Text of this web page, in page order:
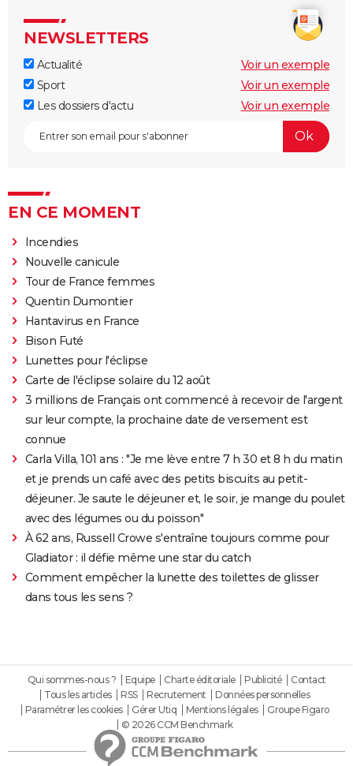
NEWSLETTERS
Actualité
Voir un exemple
Sport
Voir un exemple
Les dossiers d'actu
Voir un exemple
EN CE MOMENT
Incendies
Nouvelle canicule
Tour de France femmes
Quentin Dumontier
Hantavirus en France
Bison Futé
Lunettes pour l'éclipse
Carte de l'éclipse solaire du 12 août
3 millions de Français ont commencé à recevoir de l'argent
sur leur compte, la prochaine date de versement est
connue
Carla Villa, 101 ans : "Je me lève entre 7 h 30 et 8 h du matin
et je prends un café avec des petits biscuits au petit-
déjeuner. Je saute le déjeuner et, le soir, je mange du poulet
avec des légumes ou du poisson"
À 62 ans, Russell Crowe s'entraîne toujours comme pour
Gladiator : il défie même une star du catch
Comment empêcher la lunette des toilettes de glisser
dans tous les sens ?
Qui sommes-nous ? Equipe Charte éditoriale Publicité
Contact
Tous les articles
RSS Recrutement
Données personnelles
Paramétrer les cookies
Gérer Utiq Mentions légales
Groupe Figaro
© 2026 CCM Benchmark